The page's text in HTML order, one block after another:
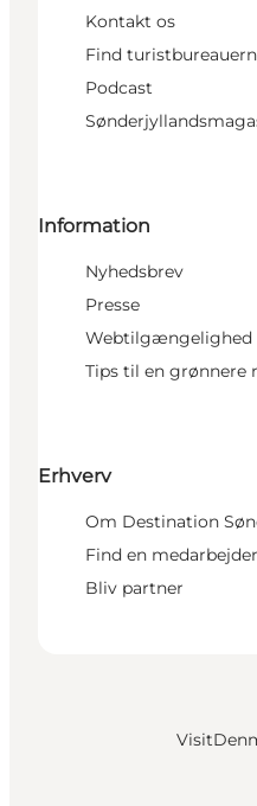
Kontakt os
Find
Podcast
Information
Nyhedsbrev
Presse
Webtilgængelighed
Tips til en grønnere
Erhverv
Om Destination
Find en medarbejder
Bliv partner